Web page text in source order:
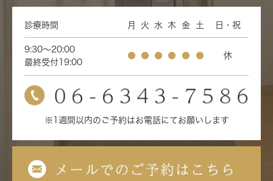
診療時間 月 火 水 木 金 土 日・祝
9:30～20:00
最終受付19:00
● ● ● ● ● ● 休
※1週間以内のご予約はお電話にてお願いします